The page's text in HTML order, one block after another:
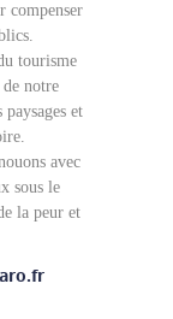
compenser
tourisme
notre
et
avec
sous le
la peur et